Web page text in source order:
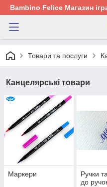
Bambino Felice Магазин
Товари та послуги
Канцелярські товари
Маркери
Ручки
до